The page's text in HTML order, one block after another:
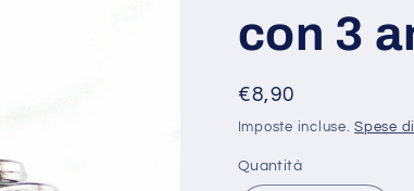
con 3
Prezzo
di
€8,90
Imposte incluse.Spese
Quantità